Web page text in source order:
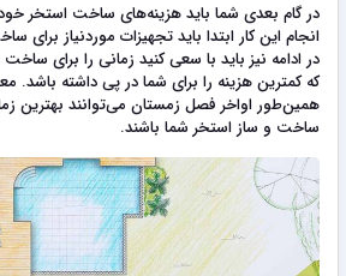
در گام بعدی شما باید هزینه‌های ساخت استخر
انجام این کار ابتدا باید تجهیزات موردنیاز برای
در ادامه نیز باید با سعی کنید زمانی را برای
که کمترین هزینه را برای شما در پی داشته باشد.
همین‌طور اواخر فصل زمستان می‌توانند بهترین
ساخت‌ و ساز استخر شما باشند.